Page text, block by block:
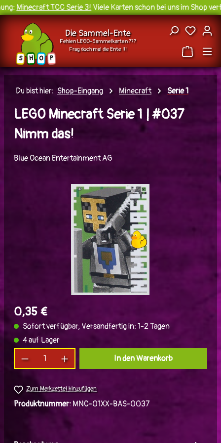
Zum Hauptinhalt springen
Minecraft TCC Serie 3!Viele Karten schon bei uns im Shop
S H O P
Die Sammel-Ente
Fehlen LEGO-Sammelkarten ???
Frag doch mal die Ente !!!
Du
Du bist hier: Shop-Eingang Minecraft Serie 1
LEGO Minecraft Serie 1 | #037
Nimm das!
Blue Ocean Entertainment AG
Bildergalerie überspringen
0,35 €
Sofort verfügbar, Versandfertig in: 1-2 Tagen
4 auf Lager
Produkt Anzahl: Gib den gewünschten Wert
In den Warenkorb
Zum Merkzettel hinzufügen
Produktnummer: MNC-01XX-BAS-0037